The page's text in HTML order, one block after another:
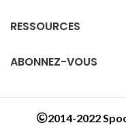
RESSOURCES
ABONNEZ-VOUS
2014-2022